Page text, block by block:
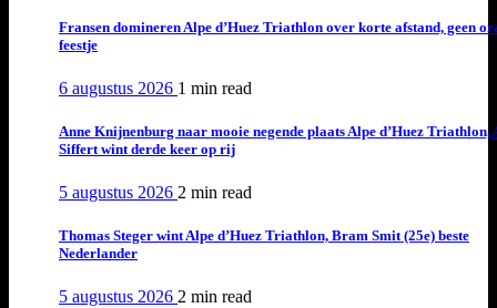
Fransen domineren Alpe d’Huez Triathlon over korte afstand, geen
feestje
6 augustus 2026 1 min read
Anne Knijnenburg naar mooie negende plaats Alpe d’Huez Triathlon,
Siffert wint derde keer op rij
5 augustus 2026 2 min read
Thomas Steger wint Alpe d’Huez Triathlon, Bram Smit (25e) beste
Nederlander
5 augustus 2026 2 min read